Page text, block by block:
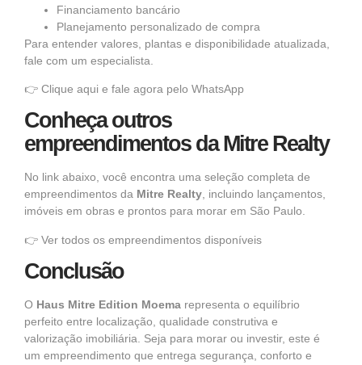
Financiamento bancário
Planejamento personalizado de compra
Para entender valores, plantas e disponibilidade atualizada,
fale com um especialista.
👉 Clique aqui e fale agora pelo WhatsApp
Conheça outros
empreendimentos da Mitre Realty
No link abaixo, você encontra uma seleção completa de
empreendimentos da Mitre Realty, incluindo lançamentos,
imóveis em obras e prontos para morar em São Paulo.
👉 Ver todos os empreendimentos disponíveis
Conclusão
O Haus Mitre Edition Moema representa o equilíbrio
perfeito entre localização, qualidade construtiva e
valorização imobiliária. Seja para morar ou investir, este é
um empreendimento que entrega segurança, conforto e